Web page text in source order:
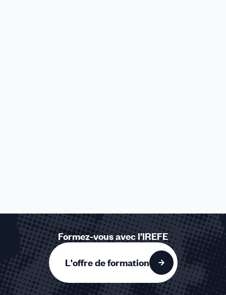
Formez-vous avec l’IREFE
L'offre de formation